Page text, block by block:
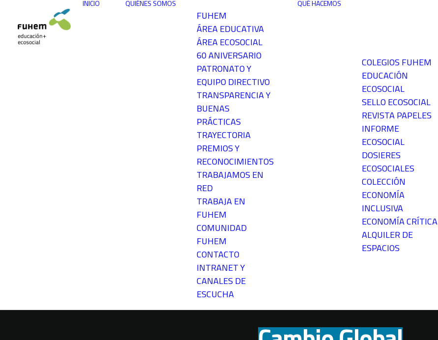
INICIO QUIÉNES SOMOS
FUHEM
ÁREA EDUCATIVA
ÁREA ECOSOCIAL
60 ANIVERSARIO
PATRONATO Y
EQUIPO DIRECTIVO
TRANSPARENCIA Y
BUENAS
PRÁCTICAS
TRAYECTORIA
PREMIOS Y
RECONOCIMIENTOS
TRABAJAMOS EN
RED
TRABAJA EN
FUHEM
COMUNIDAD
FUHEM
CONTACTO
INTRANET Y
CANALES DE
ESCUCHA
QUÉ HACEMOS
COLEGIOS FUHEM
EDUCACIÓN
ECOSOCIAL
SELLO ECOSOCIAL
REVISTA PAPELES
INFORME
ECOSOCIAL
DOSIERES
ECOSOCIALES
COLECCIÓN
ECONOMÍA
INCLUSIVA
ECONOMÍA CRÍTICA
ALQUILER DE
ESPACIOS